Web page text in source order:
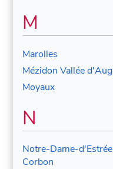
M
Marolles
Mézidon Vallée
Moyaux
N
Notre-Dame-
Corbon